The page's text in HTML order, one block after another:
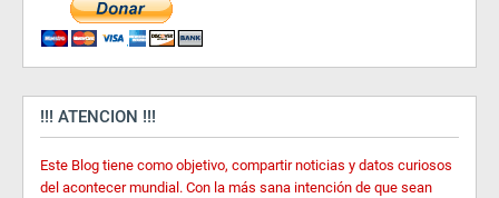
!!! ATENCION !!!
Este Blog tiene como objetivo, compartir noticias y datos curiosos
del acontecer mundial. Con la más sana intención de que sean